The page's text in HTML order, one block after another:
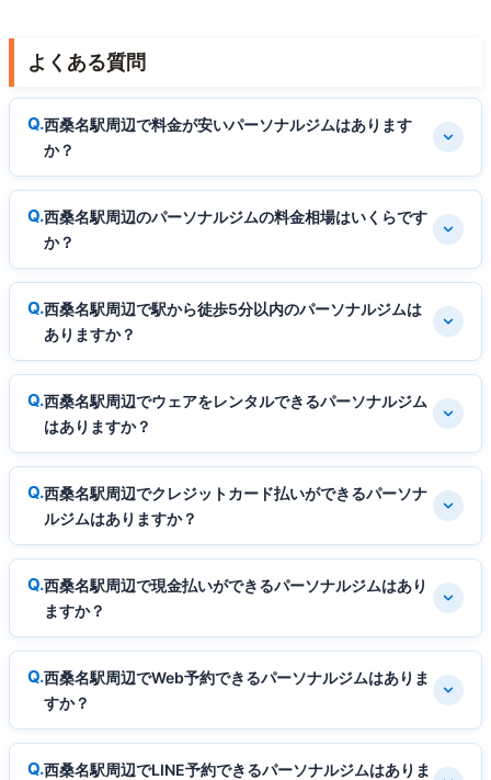
よくある質問
西桑名駅周辺で料金が安いパーソナルジムはあります
か？
西桑名駅周辺のパーソナルジムの料金相場はいくらです
か？
西桑名駅周辺で駅から徒歩5分以内のパーソナルジムは
ありますか？
西桑名駅周辺でウェアをレンタルできるパーソナルジム
はありますか？
西桑名駅周辺でクレジットカード払いができるパーソナ
ルジムはありますか？
西桑名駅周辺で現金払いができるパーソナルジムはあり
ますか？
西桑名駅周辺でWeb予約できるパーソナルジムはありま
すか？
西桑名駅周辺でLINE予約できるパーソナルジムはありま